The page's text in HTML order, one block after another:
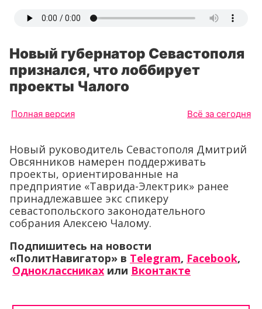
Новый губернатор Севастополя
признался, что лоббирует
проекты Чалого
Полная версия Всё за сегодня
Новый руководитель Севастополя Дмитрий
Овсянников намерен поддерживать
проекты, ориентированные на
предприятие «Таврида-Электрик» ранее
принадлежавшее экс спикеру
севастопольского законодательного
собрания Алексею Чалому.
Подпишитесь на новости
«ПолитНавигатор» в Telegram, Facebook,
Одноклассниках или Вконтакте